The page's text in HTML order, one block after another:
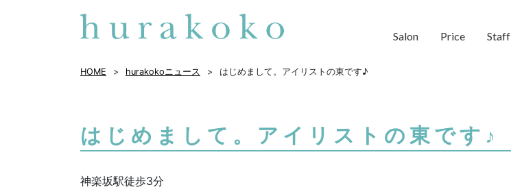
Salon Price Staff
HOME hurakokoニュース はじめまして。アイリストの東です♪
はじめまして。アイリストの東です♪
神楽坂駅徒歩3分